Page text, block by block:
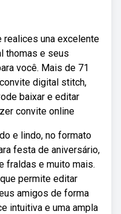
realices una excelente
thomas e seus
você. Mais de 71
digital stitch,
baixar e editar
convite online
e lindo, no formato
festa de aniversário,
fraldas e muito mais.
permite editar
amigos de forma
intuitiva e uma ampla